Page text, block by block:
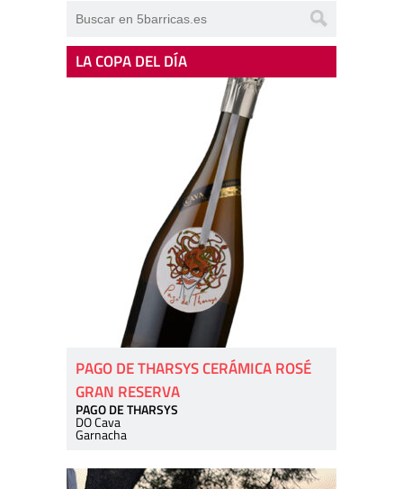
LA COPA DEL DÍA
PAGO DE THARSYS CERÁMICA ROSÉ
GRAN RESERVA
PAGO DE THARSYS
DO Cava
Garnacha